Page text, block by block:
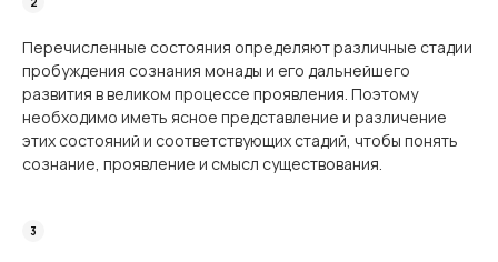
Перечисленные состояния определяют различные стадии
пробуждения сознания монады и его дальнейшего
развития в великом процессе проявления. Поэтому
необходимо иметь ясное представление и различение
этих состояний и соответствующих стадий, чтобы понять
сознание, проявление и смысл существования.